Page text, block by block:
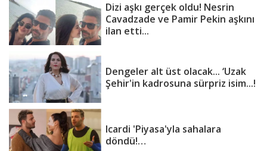
Dizi aşkı gerçek oldu! Nesrin
Cavadzade ve Pamir Pekin aşkını
ilan etti...
Dengeler alt üst olacak... ‘Uzak
Şehir'in kadrosuna sürpriz isim...!
Icardi 'Piyasa'yla sahalara
döndü!…